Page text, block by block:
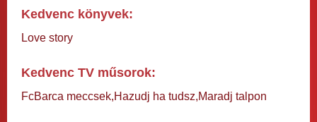
Kedvenc könyvek:
Love story
Kedvenc TV műsorok:
FcBarca meccsek,Hazudj ha tudsz,Maradj talpon